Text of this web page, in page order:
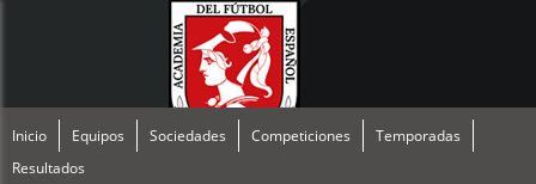
Inicio Equipos Sociedades Competiciones
Temporadas
Resultados